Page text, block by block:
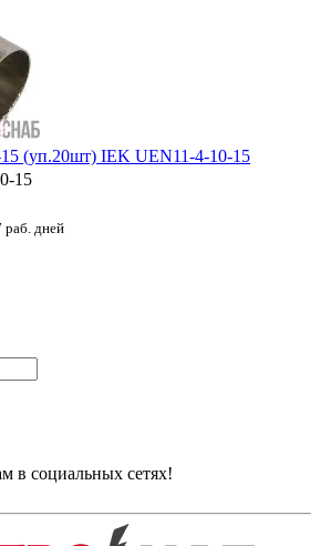
(уп.20шт) IEK UEN11-4-10-15
15
раб. дней
в социальных сетях!